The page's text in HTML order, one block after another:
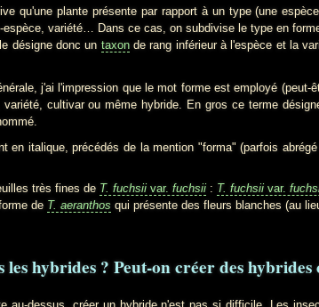
plante présente par rapport à un type (une
espèce, variété… Dans ce cas, on subdivise le type en
désigne donc un taxonde rang inférieur à l'espèce et la
j'ai l'impression que le mot forme est employé
variété, cultivar ou même hybride. En gros ce terme
en italique, précédés de la mention "forma" (parfois
très fines de T. fuchsiivar. fuchsii: T. fuchsii var.
de T. aeranthos qui présente des fleurs blanches (au
les hybrides ? Peut-on créer des hybrides